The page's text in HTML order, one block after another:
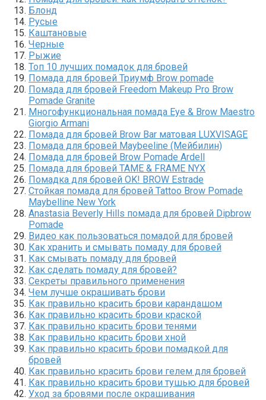
Блонд
Русые
Каштановые
Черные
Рыжие
Топ 10 лучших помадок для бровей
Помада для бровей Триумф Brow pomade
Помада для бровей Freedom Makeup Pro Brow
Pomade Granite
Многофункциональная помада Eye & Brow Maestro
Giorgio Armani
Помада для бровей Brow Bar матовая LUXVISAGE
Помада для бровей Maybeeline (Мейбилин)
Помада для бровей Brow Pomade Ardell
Помада для бровей TAME & FRAME NYX
Помадка для бровей OK! BROW Estrade
Стойкая помада для бровей Tattoo Brow Pomade
Maybelline New York
Anastasia Beverly Hills помада для бровей Dipbrow
Pomade
Видео как пользоваться помадой для бровей
Как хранить и смывать помаду для бровей
Как смывать помаду для бровей
Как сделать помаду для бровей?
Секреты правильного применения
Чем лучше окрашивать брови
Как правильно красить брови карандашом
Как правильно красить брови краской
Как правильно красить брови тенями
Как правильно красить брови хной
Как правильно красить брови помадкой для
бровей
Как правильно красить брови гелем для бровей
Как правильно красить брови тушью для бровей
Уход за бровями после окрашивания